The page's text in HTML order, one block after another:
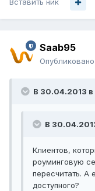
Вставить ник
Saab95
Опубликовано
В 30.04.2013 в
В
Клиентов,
роуминговую
пересчитать. А
доступного?